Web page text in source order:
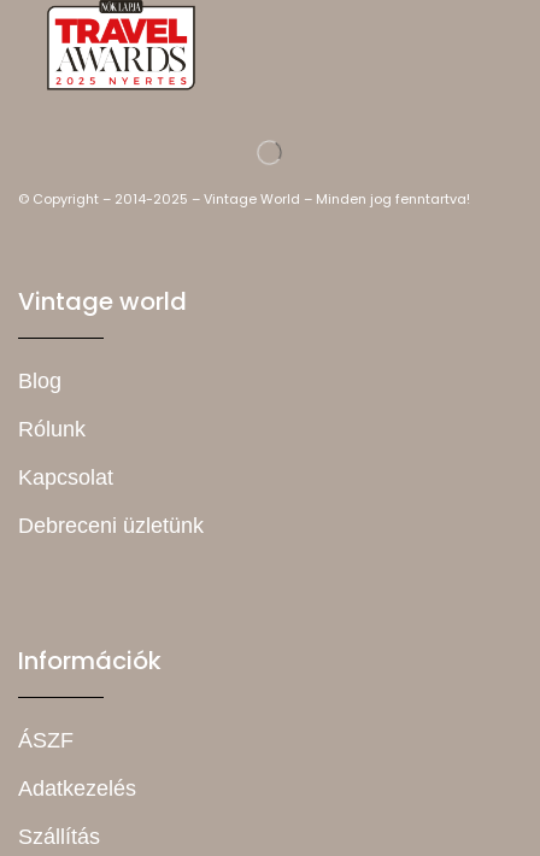
© Copyright – 2014-2025 – Vintage World – Minden jog fenntartva!
Vintage world
Blog
Rólunk
Kapcsolat
Debreceni üzletünk
Információk
ÁSZF
Adatkezelés
Szállítás